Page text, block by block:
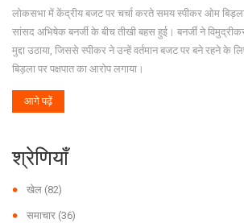
लोकसभा में केंद्रीय बजट पर चर्चा करते समय स्पीकर ओम
सांसद अभिषेक बनर्जी के बीच तीखी बहस हुई। बनर्जी ने
मुद्दा उठाया, जिससे स्पीकर ने उन्हें वर्तमान बजट पर बने रहने के
बिड़ला पर पक्षपात का आरोप लगाया।
आगे पढ़ें
श्रेणियाँ
खेल (82)
समाचार (36)